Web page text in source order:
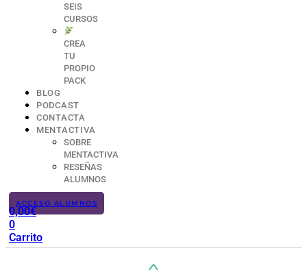
SEIS
CURSOS
CREA
TU
PROPIO
PACK
BLOG
PODCAST
CONTACTA
MENTACTIVA
SOBRE
MENTACTIVA
RESEÑAS
ALUMNOS
ACCESO ALUMNOS
0,00€
0
Carrito